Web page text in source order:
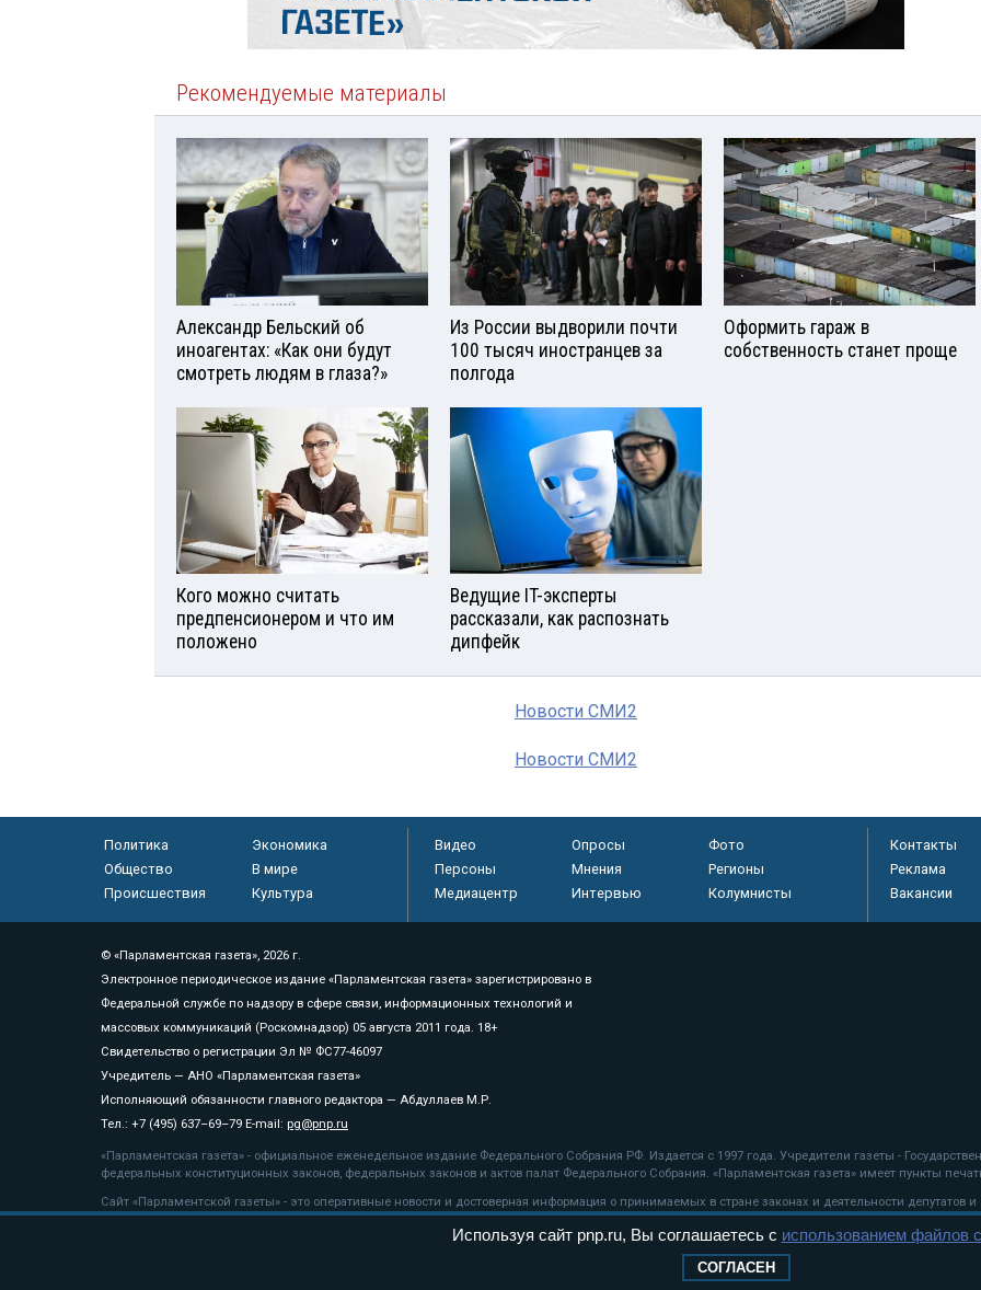
Рекомендуемые материалы
Александр Бельский об
иноагентах: «Как они будут
смотреть людям в глаза?»
Из России выдворили почти
100 тысяч иностранцев за
полгода
Оформить гараж в
собственность станет проще
Кого можно считать
предпенсионером и что им
положено
Ведущие IT-эксперты
рассказали, как распознать
дипфейк
Новости СМИ2
Новости СМИ2
Политика
Экономика
Общество
В мире
Происшествия
Культура
Видео Опросы
Фото
Персоны
Мнения
Регионы
Медиацентр
Интервью Колумнисты
Контакты
Реклама
Вакансии
© «Парламентская газета», 2026 г.
Электронное периодическое издание «Парламентская газета» зарегистрировано в
Федеральной службе по надзору в сфере связи, информационных технологий и
массовых коммуникаций (Роскомнадзор) 05 августа 2011 года. 18+
Свидетельство о регистрации Эл № ФС77-46097
Учредитель — АНО «Парламентская газета»
Исполняющий обязанности главного редактора — Абдуллаев М.Р.
Тел.: +7 (495) 637–69–79 E-mail: pg@pnp.ru
«Парламентская газета» - официальное еженедельное издание Федерального Собрания РФ. Издается с 1997 года. Учредители газеты -
федеральных конституционных законов, федеральных законов и актов палат Федерального Собрания. «Парламентская газета» имеет пункты
Сайт «Парламентской газеты» - это оперативные новости и достоверная информация о принимаемых в стране законах и деятельности депутатов
«Парламентской газеты» активная ссылка на pnp.ru обязательна.
рекомендательные технологии
Используя сайт pnp.ru, Вы соглашаетесь с использованием файлов
СОГЛАСЕН